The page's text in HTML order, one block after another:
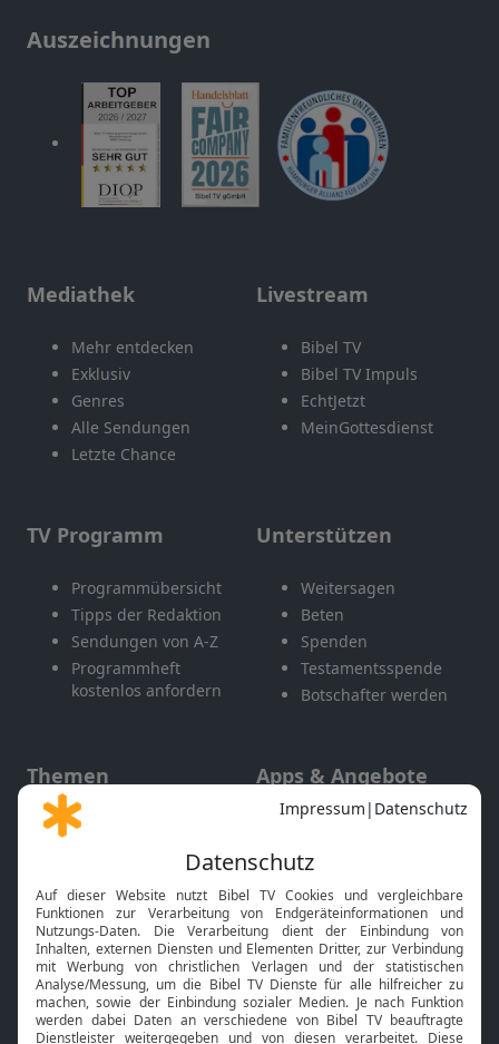
Auszeichnungen
Mediathek
Mehr entdecken
Exklusiv
Genres
Alle Sendungen
Letzte Chance
Livestream
Bibel TV
Bibel TV Impuls
EchtJetzt
MeinGottesdienst
TV Programm
Programmübersicht
Tipps der Redaktion
Sendungen von A-Z
Programmheft
kostenlos anfordern
Unterstützen
Weitersagen
Beten
Spenden
Testamentsspende
Botschafter werden
Themen
Gott und Bibel erklärt
Neuigkeiten
Apps & Angebote
Mobile App
Smart TV
HbbTV
Bibelthek Online-Bibel
Nächster Gottesdienst